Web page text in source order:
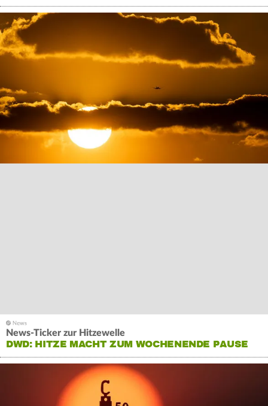
News-Ticker zur Hitzewelle
DWD: HITZE MACHT ZUM WOCHENENDE PAUSE